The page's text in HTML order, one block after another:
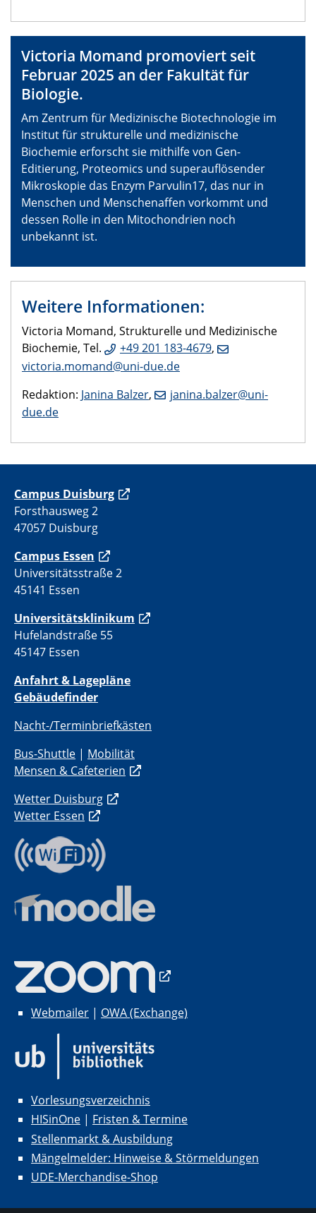
Victoria Momand promoviert seit
Februar 2025 an der Fakultät für
Biologie.
Am Zentrum für Medizinische Biotechnologie im
Institut für strukturelle und medizinische
Biochemie erforscht sie mithilfe von Gen-
Editierung, Proteomics und superauflösender
Mikroskopie das Enzym Parvulin17, das nur in
Menschen und Menschenaffen vorkommt und
dessen Rolle in den Mitochondrien noch
unbekannt ist.
Weitere Informationen:
Victoria Momand, Strukturelle und Medizinische
Biochemie, Tel.
+49 201 183-4679,
victoria.momand@uni-due.de
Redaktion: Janina Balzer,
janina.balzer@uni-
due.de
Campus Duisburg
Forsthausweg 2
47057 Duisburg
Campus Essen
Universitätsstraße 2
45141 Essen
Universitätsklinikum
Hufelandstraße 55
45147 Essen
Anfahrt & Lagepläne
Gebäudefinder
Nacht-/Terminbriefkästen
Bus-Shuttle | Mobilität
Mensen & Cafeterien
Wetter Duisburg
Wetter Essen
Webmailer | OWA (Exchange)
Vorlesungsverzeichnis
HISinOne | Fristen & Termine
Stellenmarkt & Ausbildung
Mängelmelder: Hinweise & Störmeldungen
UDE-Merchandise-Shop